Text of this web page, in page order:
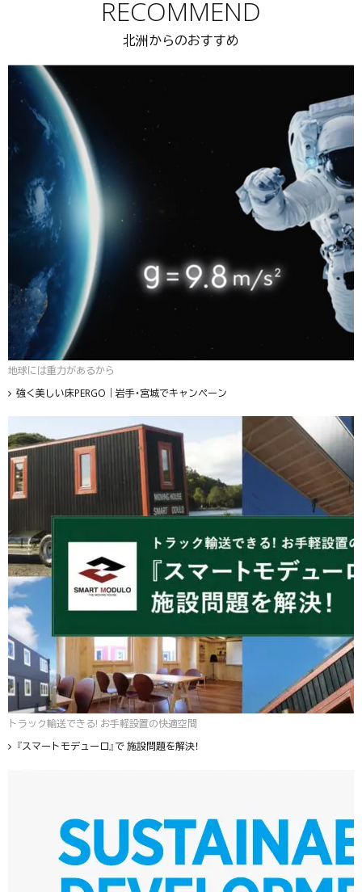
RECOMMEND
北洲からのおすすめ
地球には重力があるから
強く美しい床PERGO｜岩手・宮城でキャンペーン
トラック輸送できる! お手軽設置の快適空間
『スマートモデューロ』で 施設問題を解決！